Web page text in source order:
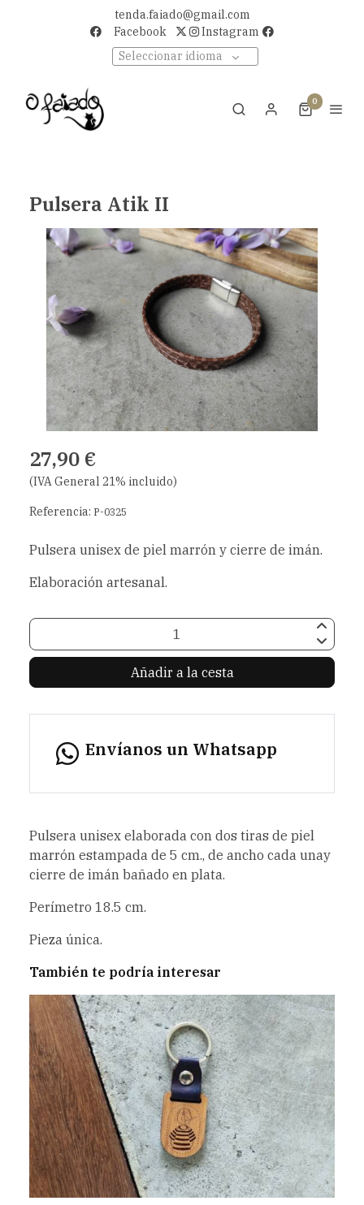
tenda.faiado@gmail.com
Facebook
Instagram
Seleccionar idioma
0
Pulsera Atik II
27,90 €
(IVA General 21% incluido)
Referencia: P-0325
Pulsera unisex de piel marrón y cierre de imán.
Elaboración artesanal.
Añadir a la cesta
Envíanos un Whatsapp
Pulsera unisex elaborada con dos tiras de piel
marrón estampada de 5 cm., de ancho cada unay
cierre de imán bañado en plata.
Perímetro 18.5 cm.
Pieza única.
También te podría interesar